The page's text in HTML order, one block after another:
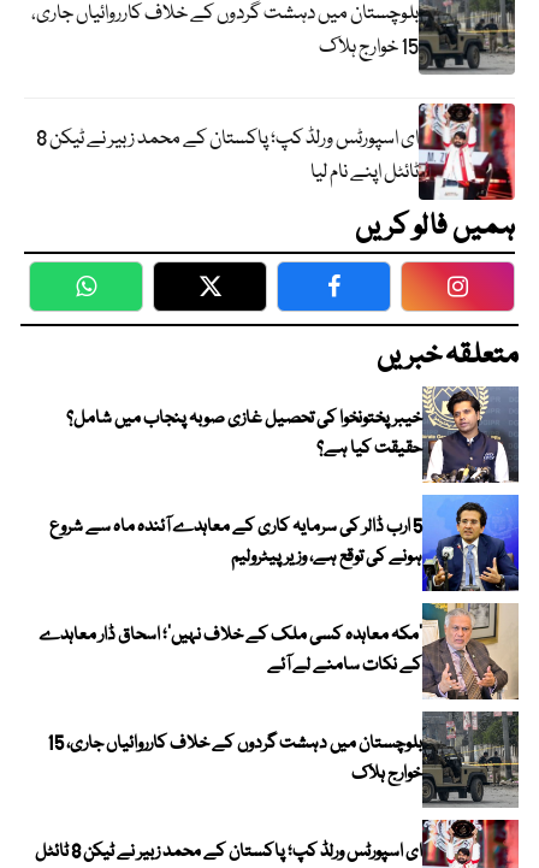
بلوچستان میں دہشت گردوں کے خلاف کارروائیاں جاری،
15 خوارج ہلاک
ای اسپورٹس ورلڈ کپ؛ پاکستان کے محمد زبیر نے ٹیکن 8
ٹائٹل اپنے نام لیا
ہمیں فالو کریں
WhatsApp Twitter Facebook
متعلقہ خبریں
خیبر پختونخوا کی تحصیل غازی صوبہ پنجاب میں شامل؟
حقیقت کیا ہے؟
5 ارب ڈالر کی سرمایہ کاری کے معاہدے آئندہ ماہ سے شروع
ہونے کی توقع ہے، وزیر پیٹرولیم
‘مکہ معاہدہ کسی ملک کے خلاف نہیں’؛ اسحاق ڈار معاہدے
کے نکات سامنے لے آئے
بلوچستان میں دہشت گردوں کے خلاف کارروائیاں جاری، 15
خوارج ہلاک
ای اسپورٹس ورلڈ کپ؛ پاکستان کے محمد زبیر نے ٹیکن 8 ٹائٹل